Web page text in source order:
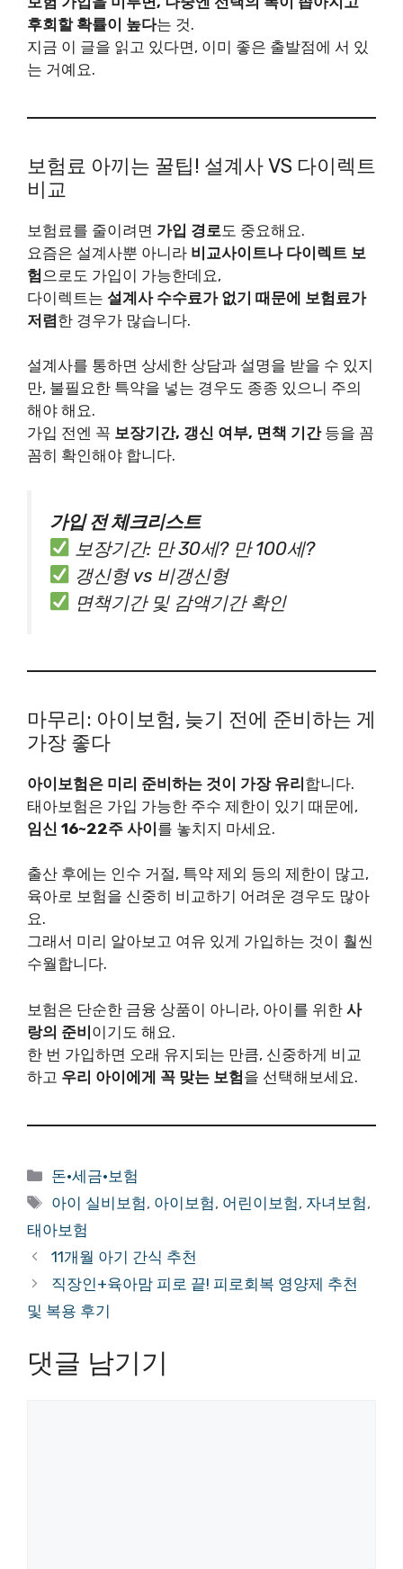
후회할 확률이 높다는 것.
지금 이 글을 읽고 있다면, 이미 좋은 출발점에 서 있
는 거예요.
보험료 아끼는 꿀팁! 설계사 VS 다이렉트
비교
보험료를 줄이려면 가입 경로 도 중요해요.
요즘은 설계사뿐 아니라 비교사이트나 다이렉트 보
험 으로도 가입이 가능한데요,
다이렉트는 설계사 수수료가 없기 때문에 보험료가
저렴한 경우가 많습니다.
설계사를 통하면 상세한 상담과 설명을 받을 수 있지
만, 불필요한 특약을 넣는 경우도 종종 있으니 주의
해야 해요.
가입 전엔 꼭 보장기간, 갱신 여부, 면책 기간등을 꼼
꼼히 확인해야 합니다.
가입 전 체크리스트
보장기간: 만 30세? 만 100세?
갱신형 vs 비갱신형
면책기간 및 감액기간 확인
마무리: 아이보험, 늦기 전에 준비하는 게
가장 좋다
아이보험은 미리 준비하는 것이 가장 유리합니다.
태아보험은 가입 가능한 주수 제한이 있기 때문에,
임신 16~22주 사이를 놓치지 마세요.
출산 후에는 인수 거절, 특약 제외 등의 제한이 많고,
육아로 보험을 신중히 비교하기 어려운 경우도 많아
요.
그래서 미리 알아보고 여유 있게 가입하는 것이 훨씬
수월합니다.
보험은 단순한 금융 상품이 아니라, 아이를 위한 사
랑의 준비이기도 해요.
한 번 가입하면 오래 유지되는 만큼, 신중하게 비교
하고 우리 아이에게 꼭 맞는 보험을 선택해보세요.
카
테
고
리
돈·세금·보험
태
그
아이 실비보험, 아이보험, 어린이보험, 자녀보험,
태아보험
11개월 아기 간식 추천
직장인+육아맘 피로 끝! 피로회복 영양제 추천
및 복용 후기
댓글 남기기